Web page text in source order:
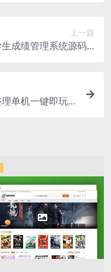
上一篇
成绩管理系统源码 T
单机一键即玩